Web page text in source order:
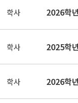
학사 2026학
학사 2025학
학사 2026학